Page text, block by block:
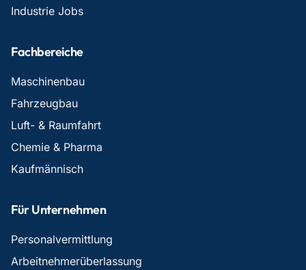
Industrie Jobs
Fachbereiche
Maschinenbau
Fahrzeugbau
Luft- & Raumfahrt
Chemie & Pharma
Kaufmännisch
Für Unternehmen
Personalvermittlung
Arbeitnehmerüberlassung